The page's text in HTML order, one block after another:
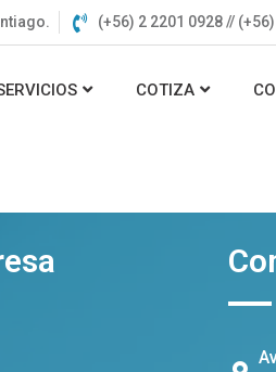
(+56) 2 2201 0928 //
COTIZA